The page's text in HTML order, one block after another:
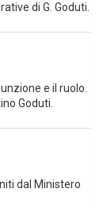
di G. Goduti.
e il ruolo.
Goduti.
dal Ministero